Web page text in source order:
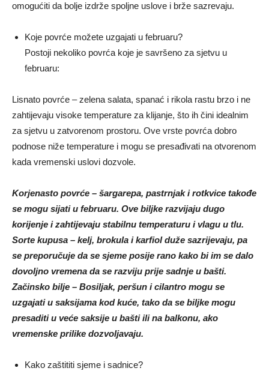
omogućiti da bolje izdrže spoljne uslove i brže sazrevaju.
Koje povrće možete uzgajati u februaru?
Postoji nekoliko povrća koje je savršeno za sjetvu u
februaru:
Lisnato povrće – zelena salata, spanać i rikola rastu brzo i ne
zahtijevaju visoke temperature za klijanje, što ih čini idealnim
za sjetvu u zatvorenom prostoru. Ove vrste povrća dobro
podnose niže temperature i mogu se presađivati ​​na otvorenom
kada vremenski uslovi dozvole.
Korjenasto povrće – šargarepa, pastrnjak i rotkvice takođe
se mogu sijati u februaru. Ove biljke razvijaju dugo
korijenje i zahtijevaju stabilnu temperaturu i vlagu u tlu.
Sorte kupusa – kelj, brokula i karfiol duže sazrijevaju, pa
se preporučuje da se sjeme posije rano kako bi im se dalo
dovoljno vremena da se razviju prije sadnje u bašti.
Začinsko bilje – Bosiljak, peršun i cilantro mogu se
uzgajati u saksijama kod kuće, tako da se biljke mogu
presaditi u veće saksije u bašti ili na balkonu, ako
vremenske prilike dozvoljavaju.
Kako zaštititi sjeme i sadnice?